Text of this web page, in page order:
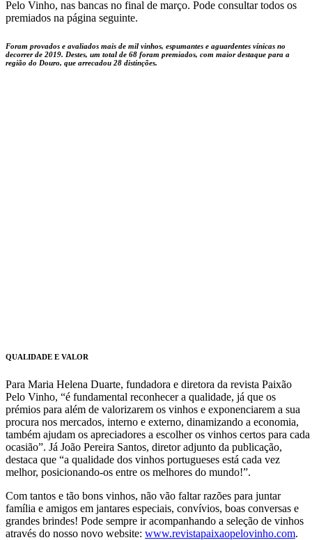
Pelo Vinho, nas bancas no final de março. Pode consultar todos os
premiados na página seguinte.
Foram provados e avaliados mais de mil vinhos, espumantes e aguardentes vínicas no
decorrer de 2019. Destes, um total de 68 foram premiados, com maior destaque para a
região do Douro, que arrecadou 28 distinções.
QUALIDADE E VALOR
Para Maria Helena Duarte, fundadora e diretora da revista Paixão
Pelo Vinho, “é fundamental reconhecer a qualidade, já que os
prémios para além de valorizarem os vinhos e exponenciarem a sua
procura nos mercados, interno e externo, dinamizando a economia,
também ajudam os apreciadores a escolher os vinhos certos para cada
ocasião”. Já João Pereira Santos, diretor adjunto da publicação,
destaca que “a qualidade dos vinhos portugueses está cada vez
melhor, posicionando-os entre os melhores do mundo!”.
Com tantos e tão bons vinhos, não vão faltar razões para juntar
família e amigos em jantares especiais, convívios, boas conversas e
grandes brindes! Pode sempre ir acompanhando a seleção de vinhos
através do nosso novo website: www.revistapaixaopelovinho.com.